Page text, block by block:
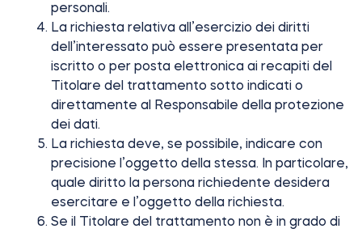
personali.
La richiesta relativa all’esercizio dei diritti
dell’interessato può essere presentata per
iscritto o per posta elettronica ai recapiti del
Titolare del trattamento sotto indicati o
direttamente al Responsabile della protezione
dei dati.
La richiesta deve, se possibile, indicare con
precisione l’oggetto della stessa. In particolare,
quale diritto la persona richiedente desidera
esercitare e l’oggetto della richiesta.
Se il Titolare del trattamento non è in grado di